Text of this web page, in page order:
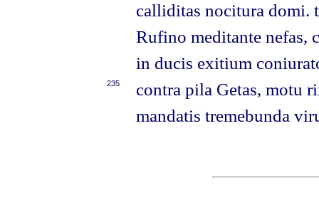
calliditas nocitura domi.
Rufino meditante nefas,
in ducis exitium
235
contra pila Getas, motu
mandatis tremebunda